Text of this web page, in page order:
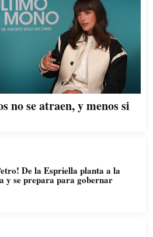
no se atraen, y menos si
De la Espriella planta a la
y se prepara para gobernar